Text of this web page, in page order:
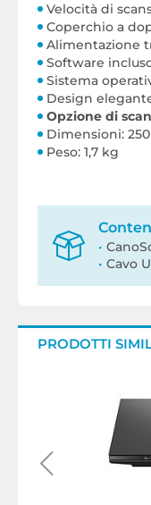
Velocità di
Coperchio a
Alimentazione
Software
Sistema
Design
Opzione di
Dimensioni:
Peso: 1,7 kg
Cavo
PRODOTTI